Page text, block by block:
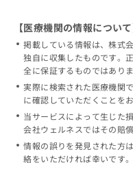
【医療機関の情報について
掲載している情報は、株式
独自に収集したものです。
全に保証するものではありま
実際に検索された医療機関
に確認していただくことを
当サービスによって生じた
会社ウェルネスではその賠
情報の誤りを発見された方
絡をいただければ幸いです。